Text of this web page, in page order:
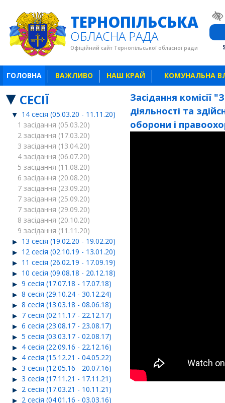
ТЕРНОПІЛЬСЬКА
ОБЛАСНА РАДА
Офіційний сайт Тернопільської обласної ради
ГОЛОВНА ВАЖЛИВО НАШ КРАЙ КОМУНАЛЬНА
СЕСІЇ
14 сесія (05.03.20 - 11.11.20)
1 засідання (05.03.20)
2 засідання (17.03.20)
3 засідання (13.04.20)
4 засідання (06.07.20)
5 засідання (11.08.20)
6 засідання (20.08.20)
7 засідання (23.09.20)
7 засідання (25.09.20)
7 засідання (29.09.20)
8 засідання (20.10.20)
9 засідання (11.11.20)
13 сесія (19.02.20 - 19.02.20)
12 сесія (02.10.19 - 13.01.20)
11 сесія (26.02.19 - 17.09.19)
10 сесія (09.08.18 - 20.12.18)
9 сесія (17.07.18 - 17.07.18)
8 сесія (29.10.24 - 30.12.24)
8 сесія (13.03.18 - 08.06.18)
7 сесія (02.11.17 - 22.12.17)
6 сесія (23.08.17 - 23.08.17)
5 сесія (03.03.17 - 02.08.17)
4 сесія (22.09.16 - 22.12.16)
4 сесія (15.12.21 - 04.05.22)
3 сесія (12.05.16 - 20.07.16)
3 сесія (17.11.21 - 17.11.21)
2 сесія (17.03.21 - 10.11.21)
2 сесія (04.01.16 - 03.03.16)
Засідання комісії
діяльності та
оборони і